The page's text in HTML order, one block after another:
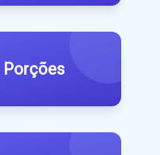
Porções